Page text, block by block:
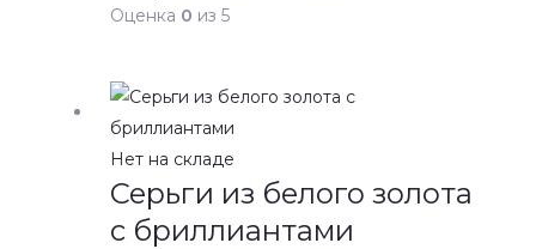
Оценка 0 из 5
Нет на складе
Серьги из белого золота
с бриллиантами